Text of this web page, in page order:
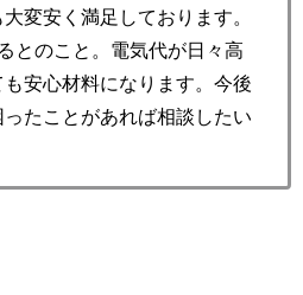
変安く満足しております。
とのこと。電気代が日々高
安心材料になります。今後
たことがあれば相談したい